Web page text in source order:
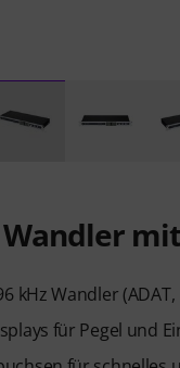
kHz Wandler
für Pegel und